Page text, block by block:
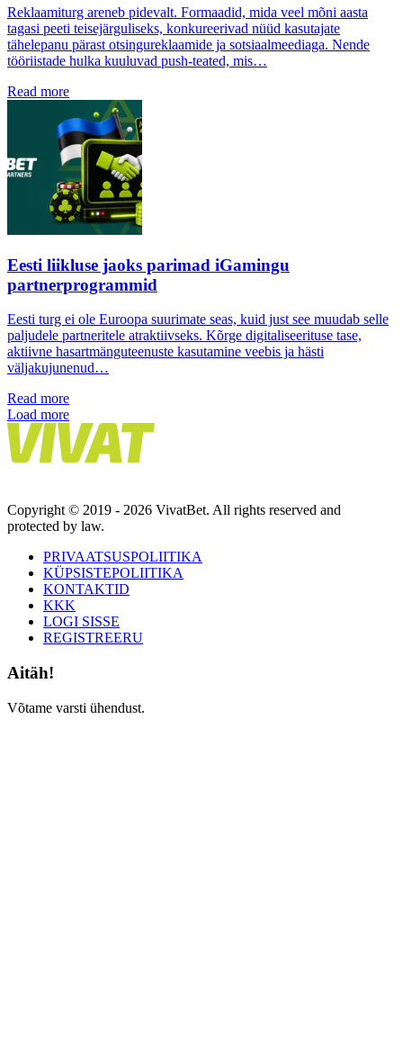
Reklaamiturg areneb pidevalt. Formaadid, mida veel mõni aasta
tagasi peeti teisejärguliseks, konkureerivad nüüd kasutajate
tähelepanu pärast otsingureklaamide ja sotsiaalmeediaga. Nende
tööriistade hulka kuuluvad push-teated, mis…
Read more
Eesti liikluse jaoks parimad iGamingu
partnerprogrammid
Eesti turg ei ole Euroopa suurimate seas, kuid just see muudab selle
paljudele partneritele atraktiivseks. Kõrge digitaliseerituse tase,
aktiivne hasartmänguteenuste kasutamine veebis ja hästi
väljakujunenud…
Read more
Load more
Copyright © 2019 - 2026 VivatBet. All rights reserved and
protected by law.
PRIVAATSUSPOLIITIKA
KÜPSISTEPOLIITIKA
KONTAKTID
KKK
LOGI SISSE
REGISTREERU
Aitäh!
Võtame varsti ühendust.